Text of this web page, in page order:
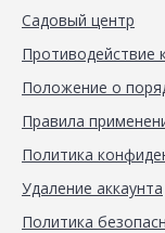
Садовый центр
Противодействие
Положение о
Правила
Политика
Удаление аккаунта
Политика